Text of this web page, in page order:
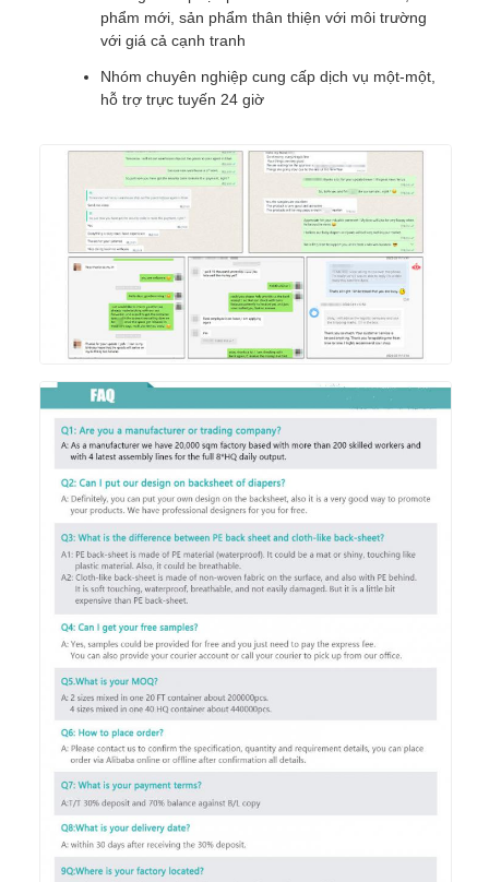
phẩm mới, sản phẩm thân thiện với môi trường
với giá cả cạnh tranh
Nhóm chuyên nghiệp cung cấp dịch vụ một-một,
hỗ trợ trực tuyến 24 giờ